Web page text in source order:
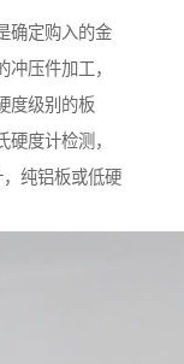
确定购入的金
压件加工，
度级别的板
度计检测，
纯铝板或低硬